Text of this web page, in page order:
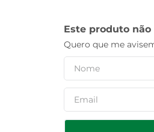
Este produto
Quero que me